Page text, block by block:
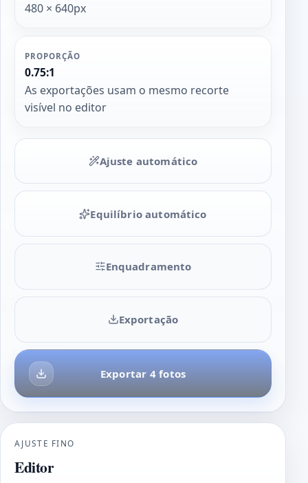
480 × 640px
PROPORÇÃO
0.75:1
As exportações usam o mesmo recorte
visível no editor
Ajuste automático
Equilíbrio automático
Enquadramento
Exportar 4 fotos
Exportação
AJUSTE FINO
Editor